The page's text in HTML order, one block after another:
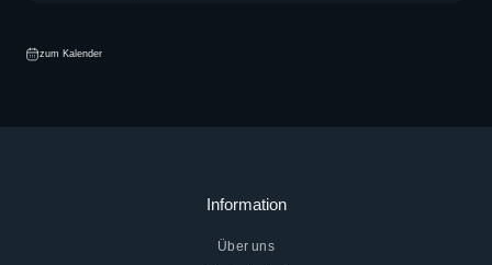
zum Kalender
Information
Über uns